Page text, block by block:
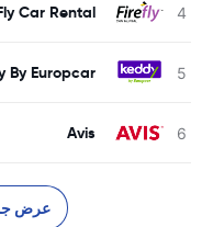
Car Rental
By Europcar
Avis
عرض